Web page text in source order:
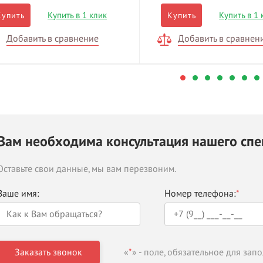
Купить в 1 клик
Добавить в сравнение
Купить Купить в 1
Добавить в
необходима консультация нашего
свои данные, мы вам перезвоним.
имя: Номер телефона:*
«*» - поле, обязательное для